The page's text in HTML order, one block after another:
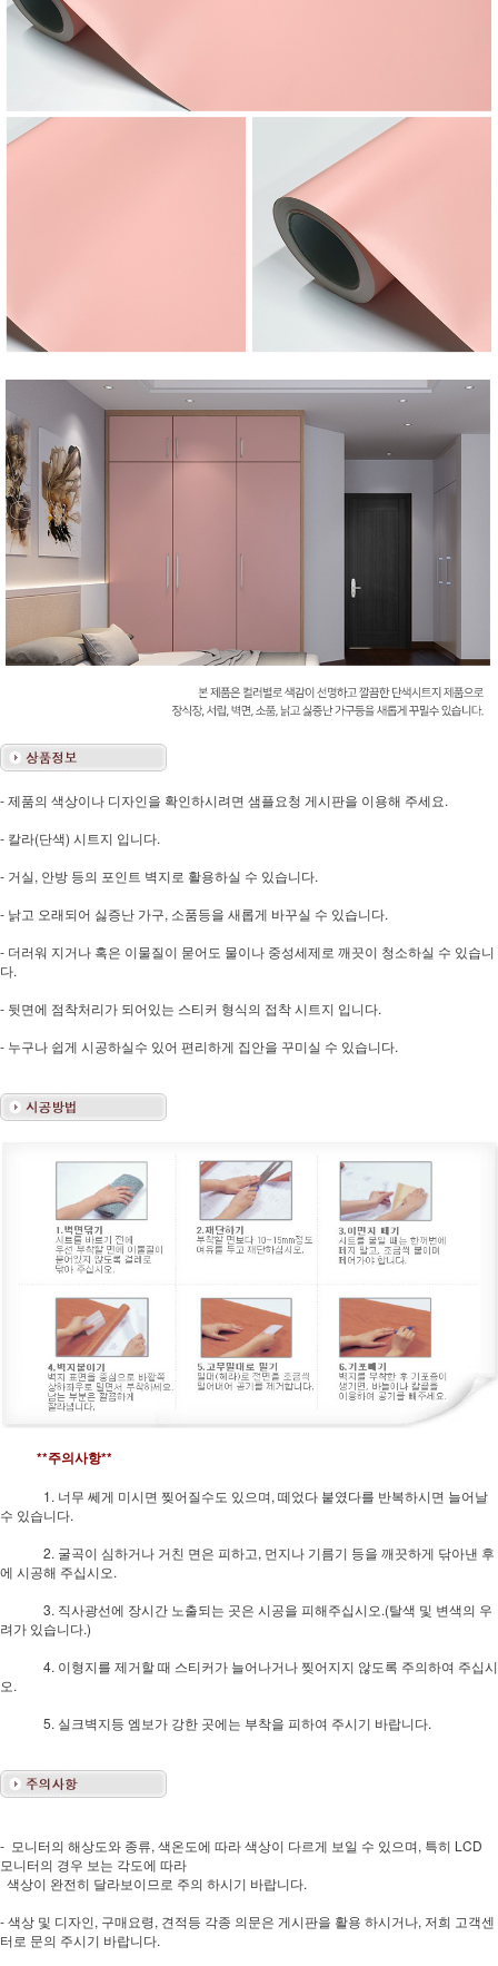
- 제품의 색상이나 디자인을 확인하시려면 샘플요청 게시판을 이용해 주세요.
- 칼라(단색) 시트지 입니다.
- 거실, 안방 등의 포인트 벽지로 활용하실 수 있습니다.
- 낡고 오래되어 싫증난 가구, 소품등을 새롭게 바꾸실 수 있습니다.
- 더러워 지거나 혹은 이물질이 묻어도 물이나 중성세제로 깨끗이 청소하실 수 있습니
다.
- 뒷면에 점착처리가 되어있는 스티커 형식의 접착 시트지 입니다.
- 누구나 쉽게 시공하실수 있어 편리하게 집안을 꾸미실 수 있습니다.
**주의사항**
1. 너무 쎄게 미시면 찢어질수도 있으며, 떼었다 붙였다를 반복하시면 늘어날
수 있습니다.
2. 굴곡이 심하거나 거친 면은 피하고, 먼지나 기름기 등을 깨끗하게 닦아낸 후
에 시공해 주십시오.
3. 직사광선에 장시간 노출되는 곳은 시공을 피해주십시오.(탈색 및 변색의 우
려가 있습니다.)
4. 이형지를 제거할 때 스티커가 늘어나거나 찢어지지 않도록 주의하여 주십시
오.
5. 실크벽지등 엠보가 강한 곳에는 부착을 피하여 주시기 바랍니다.
- 모니터의 해상도와 종류, 색온도에 따라 색상이 다르게 보일 수 있으며, 특히 LCD
모니터의 경우 보는 각도에 따라
색상이 완전히 달라보이므로 주의 하시기 바랍니다.
- 색상 및 디자인, 구매요령, 견적등 각종 의문은 게시판을 활용 하시거나, 저희 고객센
터로 문의 주시기 바랍니다.